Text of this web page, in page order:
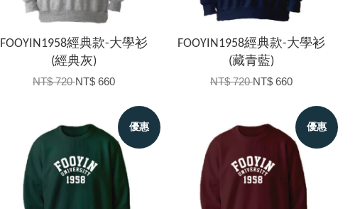
FOOYIN1958經典款-大學衫
(經典灰)
NT$ 720NT$ 660
FOOYIN1958經典款-大學衫
(藏青藍)
NT$ 720NT$ 660
優惠 優惠